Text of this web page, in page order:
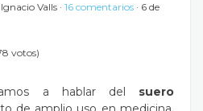
Valls 16 comentarios
6 de
votos)
a hablar del suero